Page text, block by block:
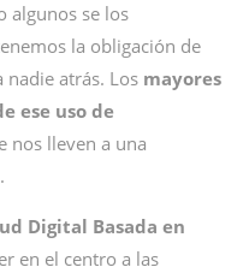
algunos se los
la obligación de
atrás. Los mayores
ese uso de
nos lleven a una
Digital Basada en
en el centro a las